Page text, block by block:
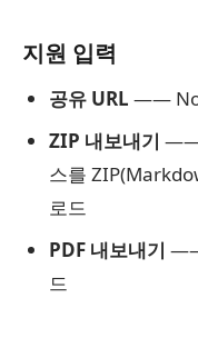
지원 입력
공유 URL ——
ZIP 내보내기 ——
스를
로드
PDF 내보내기 ——
드